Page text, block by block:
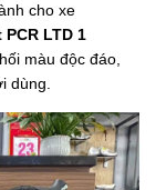
cho xe
PCR LTD 1
màu độc đáo,
dùng.